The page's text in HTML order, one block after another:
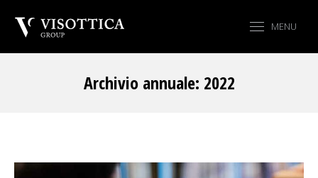
MENU
Archivio annuale: 2022